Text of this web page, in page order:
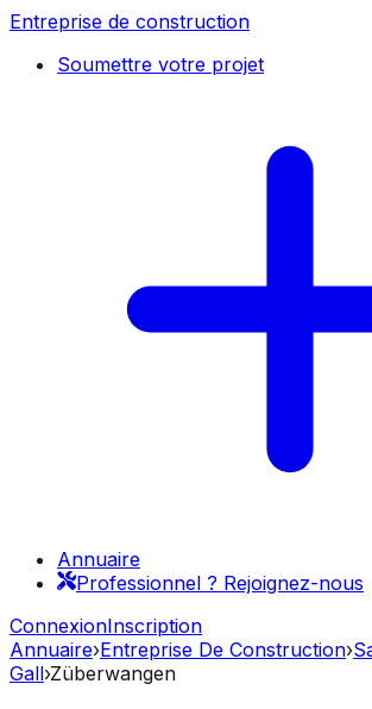
Entreprise de construction
Soumettre votre projet
Annuaire
Professionnel ? Rejoignez-nous
ConnexionInscription
Annuaire›Entreprise De Construction›
Gall›Züberwangen